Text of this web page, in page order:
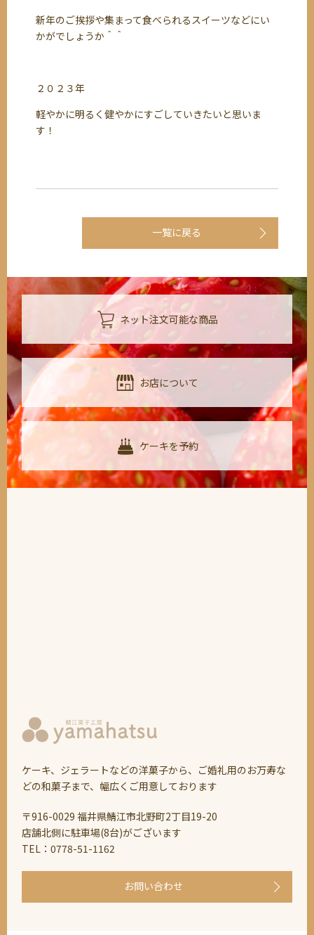
新年のご挨拶や集まって食べられるスイーツなどにい
かがでしょうか＾＾
２０２３年
軽やかに明るく健やかにすごしていきたいと思いま
す！
一覧に戻る
ネット注文可能な商品
お店について
ケーキを予約
ケーキ、ジェラートなどの洋菓子から、ご婚礼用のお万寿な
どの和菓子まで、幅広くご用意しております
〒916-0029 福井県鯖江市北野町2丁目19-20
店舗北側に駐車場(8台)がございます
TEL：0778-51-1162
お問い合わせ